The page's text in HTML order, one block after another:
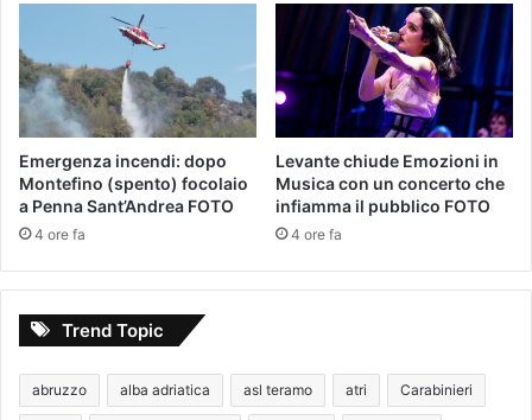
Emergenza incendi: dopo
Montefino (spento) focolaio
a Penna Sant’Andrea FOTO
4 ore fa
Levante chiude Emozioni in
Musica con un concerto che
infiamma il pubblico FOTO
4 ore fa
Trend Topic
abruzzo alba adriatica asl teramo atri Carabinieri